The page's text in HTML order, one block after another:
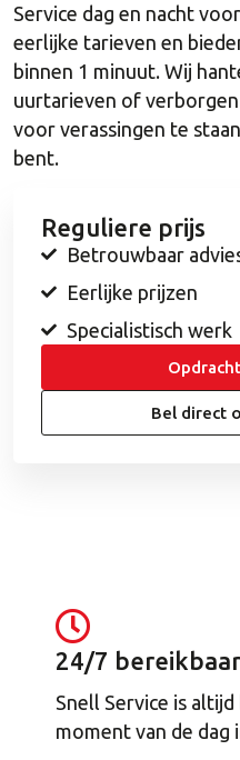
Service dag en nacht
eerlijke tarieven en
binnen 1 minuut. Wij
uurtarieven of
voor verassingen te
bent.
Reguliere prijs
Betrouwbaar
Eerlijke prijzen
Specialistisch werk
Bel direct
24/7 bereikbaar
Snell Service is
moment van de dag